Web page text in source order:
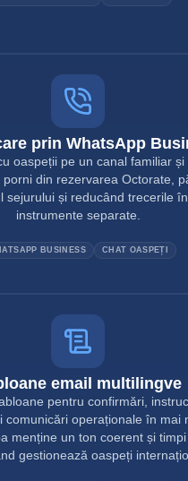
prin WhatsApp
oaspeții pe un canal familiar și
porni din rezervarea Octorate,
sejurului și reducând trecerile
instrumente separate.
BUSINESS CHAT OASPEȚI
email multilingve
pentru confirmări,
comunicări operaționale în mai
menține un ton coerent și
gestionează oaspeți